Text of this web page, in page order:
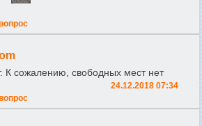
К сожалению, свободных мест нет
24.12.2018 07:34